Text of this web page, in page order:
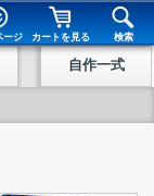
ージ カートを見る 検索
自作一式